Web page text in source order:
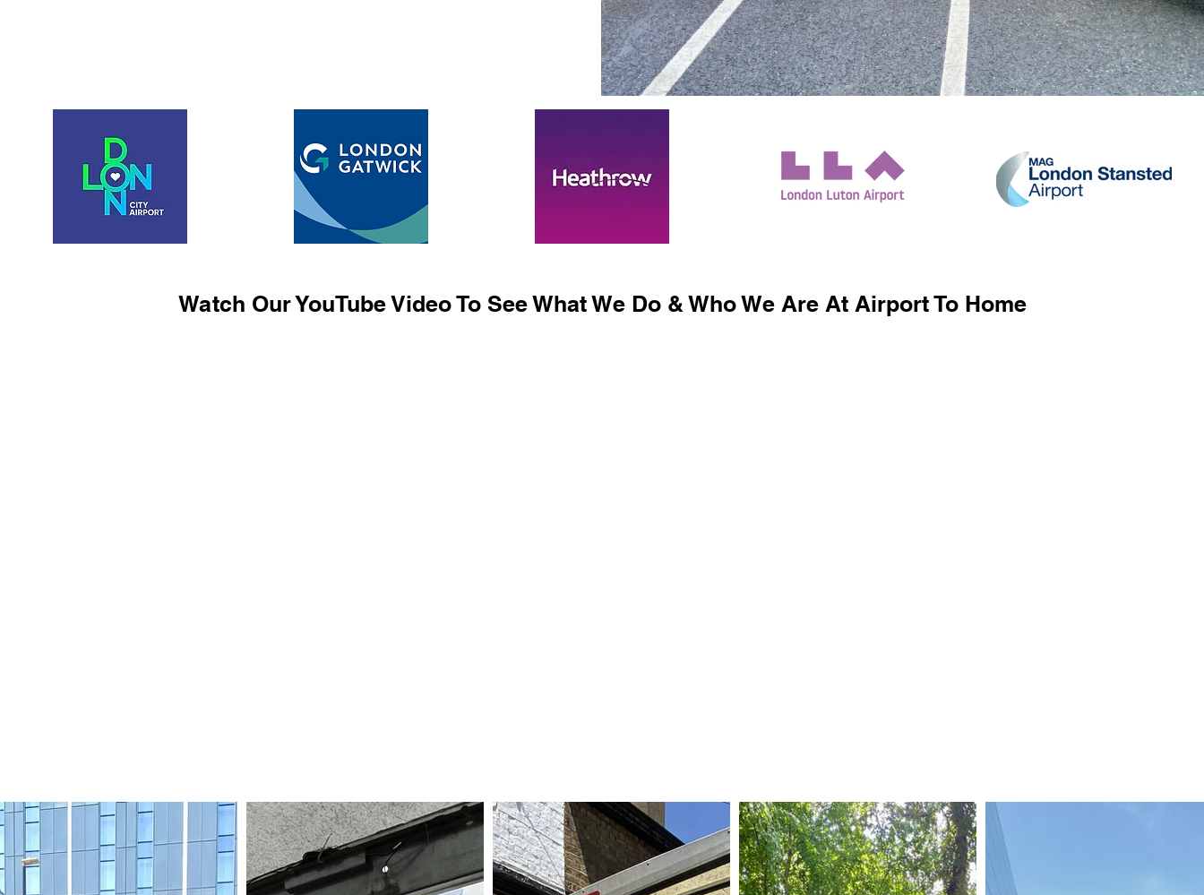
Watch Our YouTube Video To See What We Do & Who We Are At Airport To Home